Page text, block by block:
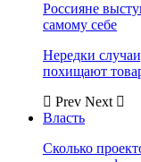
Россияне
самому себе
Нередки
похищают
Prev Next
Власть
Сколько